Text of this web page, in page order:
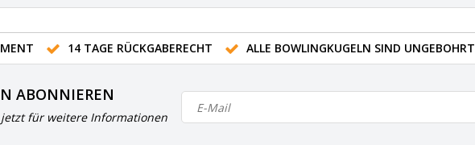
14 TAGE RÜCKGABERECHT ALLE BOWLINGKUGELN SIND UNGEBOHRT
ABONNIEREN
für weitere Informationen